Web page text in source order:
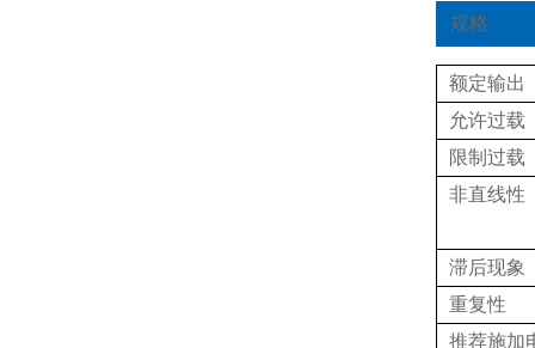
规格
额定输出
允许过载
限制过载
非直线性
滞后现象
重复性
推荐施加